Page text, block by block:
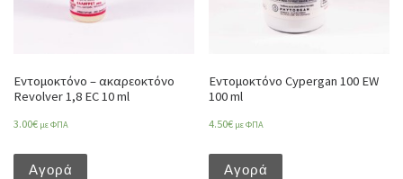
Εντομοκτόνο – ακαρεοκτόνο
Revolver 1,8 EC 10 ml
3.00€ με ΦΠΑ
Αγορά
Εντομοκτόνο Cypergan 100 EW
100 ml
4.50€ με ΦΠΑ
Αγορά